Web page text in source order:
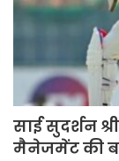
साई सुदर्शन
मैनेजमेंट की